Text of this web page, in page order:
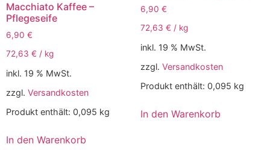
Macchiato Kaffee –
Pflegeseife
6,90 €
72,63 € / kg
inkl. 19 % MwSt.
zzgl. Versandkosten
Produkt enthält: 0,095 kg
In den Warenkorb
6,90 €
72,63 € / kg
inkl. 19 % MwSt.
zzgl. Versandkosten
Produkt enthält: 0,095 kg
In den Warenkorb